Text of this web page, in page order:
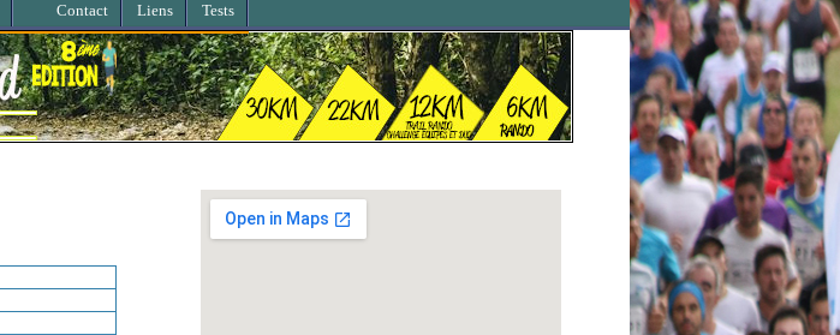
Contact Liens Tests